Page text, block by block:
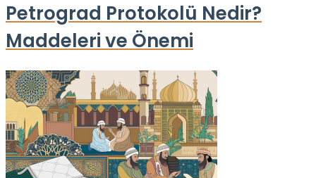
Petrograd Protokolü Nedir?
Maddeleri ve Önemi